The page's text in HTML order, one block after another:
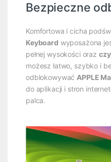
Bezpieczne
Komfortowa i cicha
Keyboard wyposażona
pełnej wysokości oraz
możesz łatwo, szybko i
odblokowywać APPLE
do aplikacji i stron
palca.